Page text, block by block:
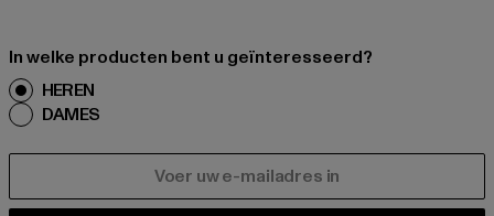
In welke producten bent u geïnteresseerd?
HEREN
DAMES